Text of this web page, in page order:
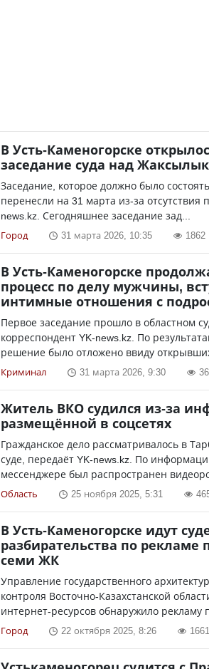
В Усть-Каменогорске
заседание суда над
Заседание, которое должно было
перенесли на 31 марта из-за отсутствия
news.kz. Сегодняшнее заседание зад...
Город 31 марта 2026, 10:35 1862
В Усть-Каменогорске
процесс по делу мужчины,
интимные отношения с
Первое заседание прошло в областном
корреспондент YK-news.kz. По
решение было отложено ввиду
Криминал 31 марта 2026, 9:30
Житель ВКО судился из-за
размещённой в соцсетях
Гражданское дело рассматривалось в
суде, передаёт YK-news.kz. По
мессенджере был распространен
Область 25 ноября 2025, 5:31
В Усть-Каменогорске идут
разбирательства по рекламе
семи ЖК
Управление государственного
контроля Восточно-Казахстанской
интернет-ресурсов обнаружило рекламу
Город 22 октября 2025, 8:26 1661